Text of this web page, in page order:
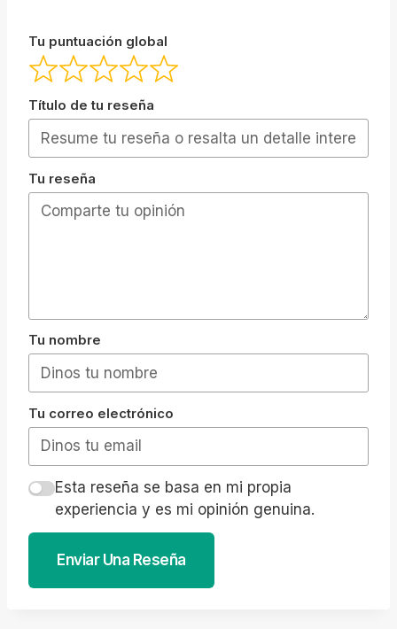
Tu puntuación global
Título de tu reseña
Tu reseña
Tu nombre
Tu correo electrónico
Esta reseña se basa en mi propia
experiencia y es mi opinión genuina.
Enviar Una Reseña